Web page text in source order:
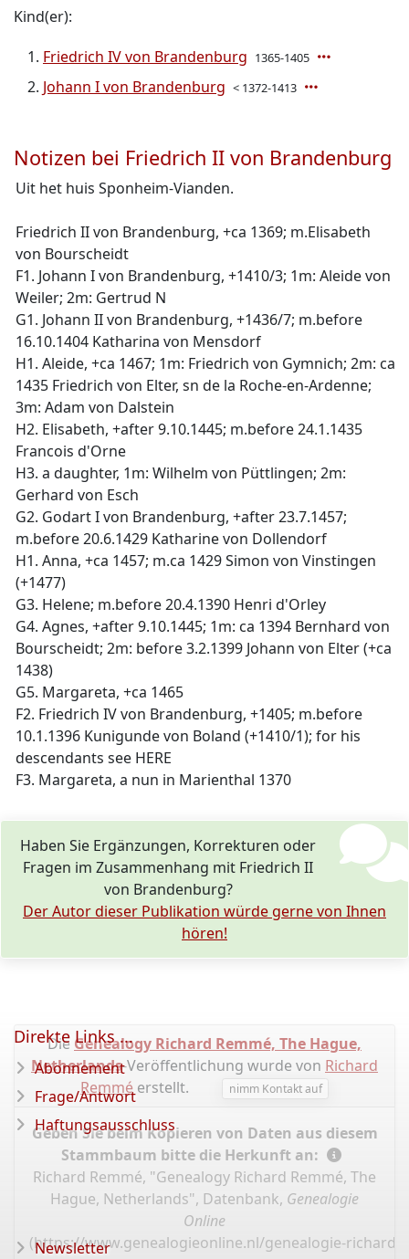
Kind(er):
Friedrich IV von Brandenburg 1365-1405
Johann I von Brandenburg < 1372-1413
Notizen bei Friedrich II von Brandenburg
Uit het huis Sponheim-Vianden.
Friedrich II von Brandenburg, +ca 1369; m.Elisabeth
von Bourscheidt
F1. Johann I von Brandenburg, +1410/3; 1m: Aleide von
Weiler; 2m: Gertrud N
G1. Johann II von Brandenburg, +1436/7; m.before
16.10.1404 Katharina von Mensdorf
H1. Aleide, +ca 1467; 1m: Friedrich von Gymnich; 2m: ca
1435 Friedrich von Elter, sn de la Roche-en-Ardenne;
3m: Adam von Dalstein
H2. Elisabeth, +after 9.10.1445; m.before 24.1.1435
Francois d'Orne
H3. a daughter, 1m: Wilhelm von Püttlingen; 2m:
Gerhard von Esch
G2. Godart I von Brandenburg, +after 23.7.1457;
m.before 20.6.1429 Katharine von Dollendorf
H1. Anna, +ca 1457; m.ca 1429 Simon von Vinstingen
(+1477)
G3. Helene; m.before 20.4.1390 Henri d'Orley
G4. Agnes, +after 9.10.1445; 1m: ca 1394 Bernhard von
Bourscheidt; 2m: before 3.2.1399 Johann von Elter (+ca
1438)
G5. Margareta, +ca 1465
F2. Friedrich IV von Brandenburg, +1405; m.before
10.1.1396 Kunigunde von Boland (+1410/1); for his
descendants see HERE
F3. Margareta, a nun in Marienthal 1370
Haben Sie Ergänzungen, Korrekturen oder
Fragen im Zusammenhang mit Friedrich II
von Brandenburg?
Der Autor dieser Publikation würde gerne von Ihnen
hören!
Die Genealogy Richard Remmé, The Hague,
Netherlands-Veröffentlichung wurde von Richard
Remméerstellt. nimm Kontakt auf
Geben Sie beim Kopieren von Daten aus diesem
Stammbaum bitte die Herkunft an:
Richard Remmé, "Genealogy Richard Remmé, The
Hague, Netherlands", Datenbank, Genealogie
Online
(https://www.genealogieonline.nl/genealogie-richard-
Direkte Links ...
Abonnement
Frage/Antwort
Haftungsausschluss
Newsletter